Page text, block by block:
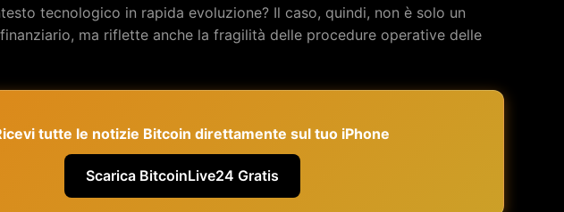
tecnologico in rapida evoluzione? Il caso, quindi, non è solo un
ma riflette anche la fragilità delle procedure operative delle
tutte le notizie Bitcoin direttamente sul tuo iPhone
Scarica BitcoinLive24 Gratis